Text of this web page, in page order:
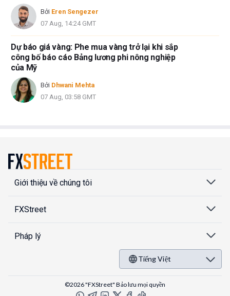
Bởi Eren Sengezer
07 Aug, 14:24 GMT
Dự báo giá vàng: Phe mua vàng trở lại khi sắp
công bố báo cáo Bảng lương phi nông nghiệp
của Mỹ
Bởi Dhwani Mehta
07 Aug, 03:58 GMT
Giới thiệu về chúng tôi
FXStreet
Pháp lý
Tiếng Việt
©2026 "FXStreet" Bảo lưu mọi quyền